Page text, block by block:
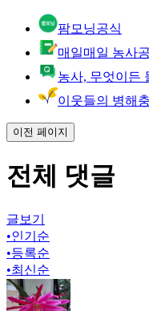
팜모닝공식
매일매일 농사
농사, 무엇이든
이웃들의 병해
이전 페이지
전체 댓글
글보기
•인기순
•등록순
•최신순